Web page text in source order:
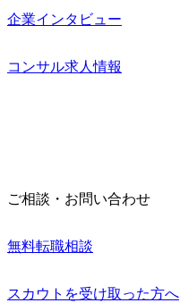
企業インタビュー
コンサル求人情報
ご相談・お問い合わせ
無料転職相談
スカウトを受け取った方へ